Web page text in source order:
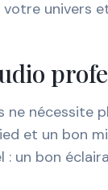
univers
nécessite
et un bon
: un bon